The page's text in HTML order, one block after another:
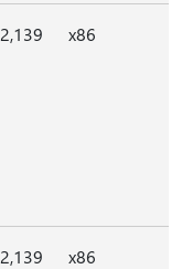
2,139 x86
2,139 x86